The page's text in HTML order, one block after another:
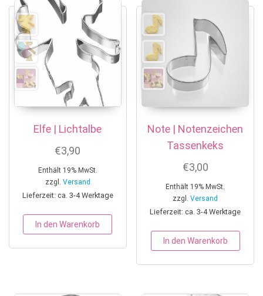
Elfe | Lichtalbe
€3,90
Enthält 19% MwSt.
zzgl. Versand
Lieferzeit: ca. 3-4 Werktage
In den Warenkorb
Note | Notenzeichen
Tassenkeks
€3,00
Enthält 19% MwSt.
zzgl.Versand
Lieferzeit: ca. 3-4 Werktage
In den Warenkorb